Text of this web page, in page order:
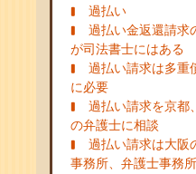
過払い
過払い金返還請求
が司法書士にはある
過払い請求は多重
に必要
過払い請求を京都
の弁護士に相談
過払い請求は大阪
事務所、弁護士事務